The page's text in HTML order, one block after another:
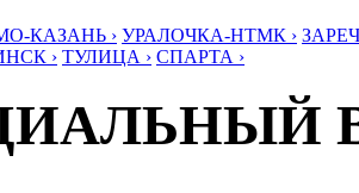
КАЗАНЬ › УРАЛОЧКА-НТМК ›
› ТУЛИЦА › СПАРТА ›